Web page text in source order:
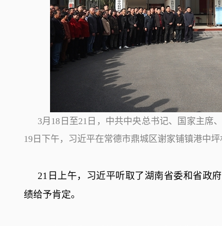
3月18日至21日，中共中央总书记、国家主席
19日下午，习近平在常德市鼎城区谢家铺镇港中
21日上午，习近平听取了湖南省委和省政
绩给予肯定。